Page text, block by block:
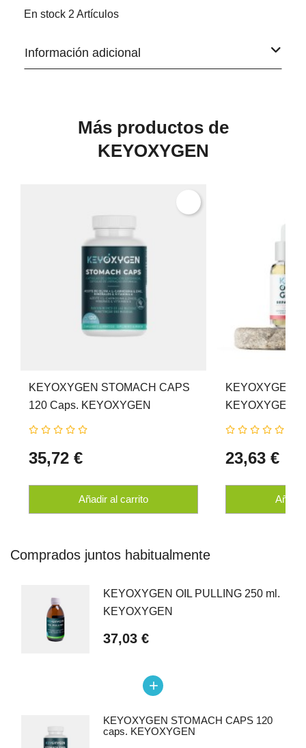
En stock 2 Artículos
Información adicional
Más productos de
KEYOXYGEN
KEYOXYGEN STOMACH CAPS
120 Caps. KEYOXYGEN
35,72 €
Añadir al carrito
KEYOXYGEN
KEYOXYGEN
23,63 €
Comprados juntos habitualmente
KEYOXYGEN OIL PULLING 250 ml.
KEYOXYGEN
37,03 €
add
KEYOXYGEN STOMACH CAPS 120
caps. KEYOXYGEN